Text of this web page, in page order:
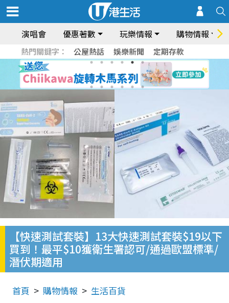
演唱會 優惠著數 玩樂情報 購物情報
熱門關鍵字： 公屋熱話 娛樂新聞 定期存款
【快速測試套裝】13大快速測試套裝$19以下
買到！最平$10獲衛生署認可/通過歐盟標準/
潛伏期適用
首頁 購物情報 生活百貨